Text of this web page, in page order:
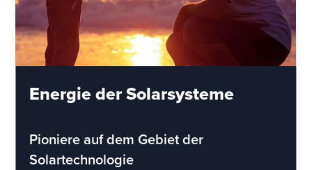
Energie der Solarsysteme
Pioniere auf dem Gebiet der
Solartechnologie